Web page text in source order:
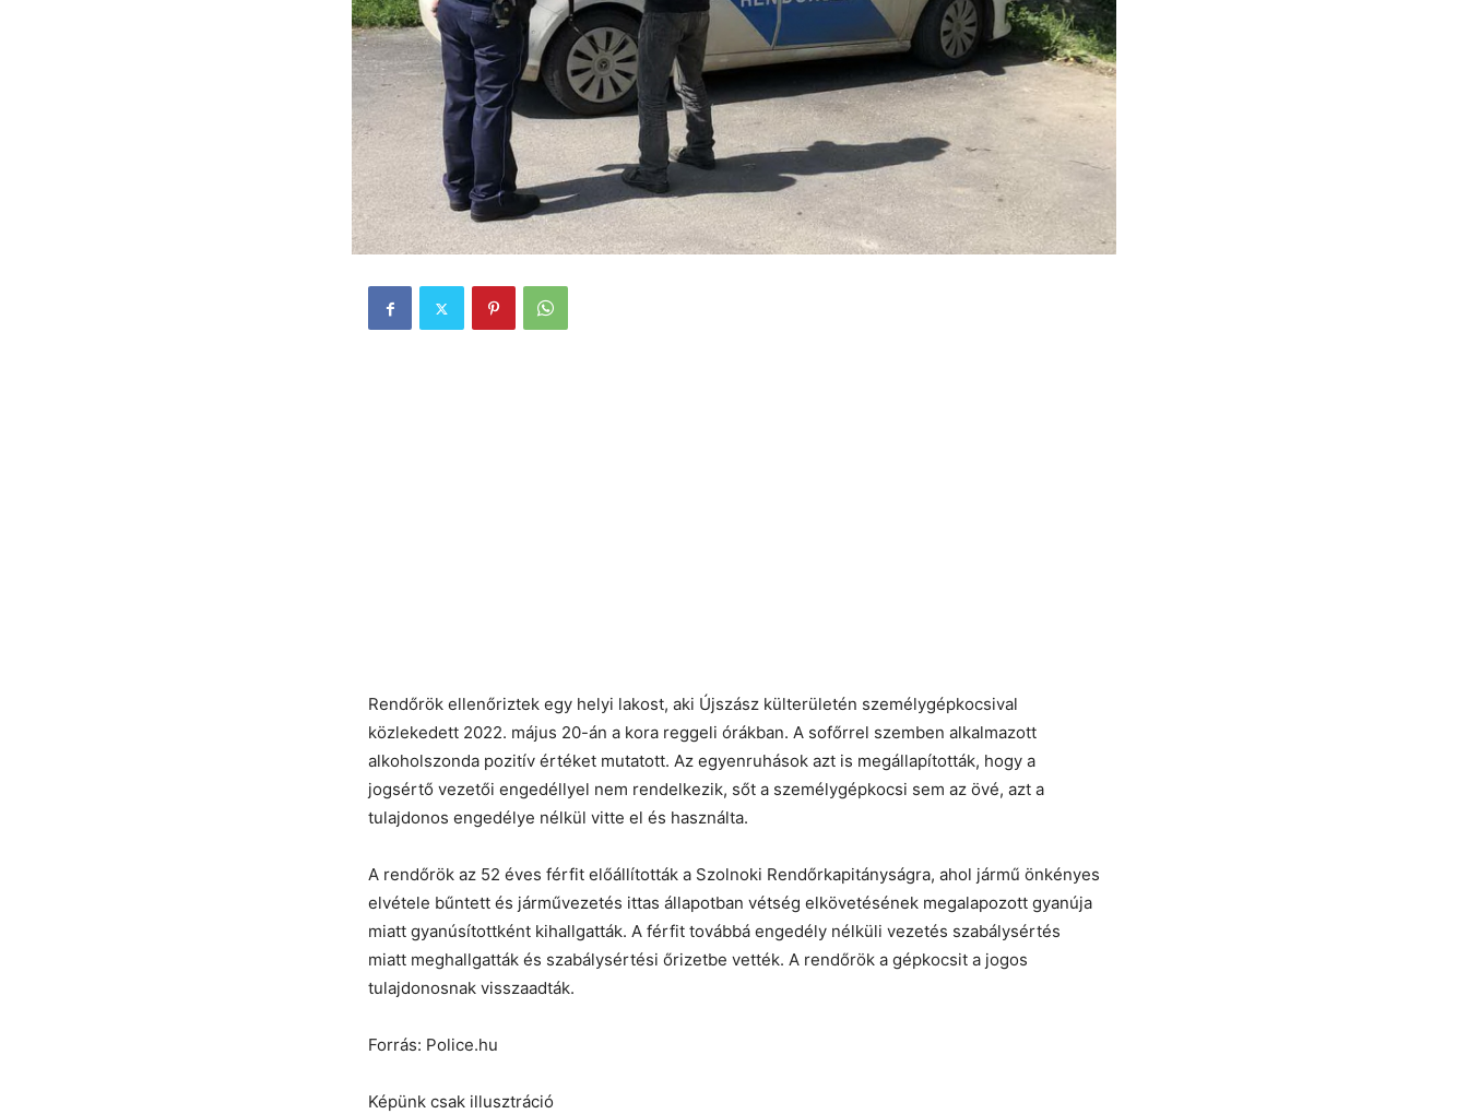
Rendőrök ellenőriztek egy helyi lakost, aki Újszász külterületén személygépkocsival
közlekedett 2022. május 20-án a kora reggeli órákban. A sofőrrel szemben alkalmazott
alkoholszonda pozitív értéket mutatott. Az egyenruhások azt is megállapították, hogy a
jogsértő vezetői engedéllyel nem rendelkezik, sőt a személygépkocsi sem az övé, azt a
tulajdonos engedélye nélkül vitte el és használta.
A rendőrök az 52 éves férfit előállították a Szolnoki Rendőrkapitányságra, ahol jármű önkényes
elvétele bűntett és járművezetés ittas állapotban vétség elkövetésének megalapozott gyanúja
miatt gyanúsítottként kihallgatták. A férfit továbbá engedély nélküli vezetés szabálysértés
miatt meghallgatták és szabálysértési őrizetbe vették. A rendőrök a gépkocsit a jogos
tulajdonosnak visszaadták.
Forrás: Police.hu
Képünk csak illusztráció